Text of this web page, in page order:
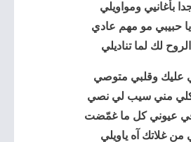
بأغانيي ومواويلي
حبيبي مو مهم عادي
لك لما تناديلي
عليك وقلبي متوصي
كلي مني سيب لي نصي
عيوني كل ما غمّضت
من غلاتك آه ياويلي